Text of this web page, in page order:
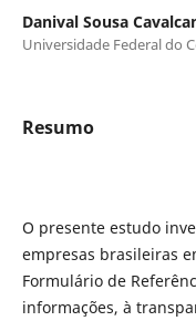
Danival Sousa
Universidade Federal do
Resumo
O presente estudo
empresas brasileiras
Formulário de
informações, à